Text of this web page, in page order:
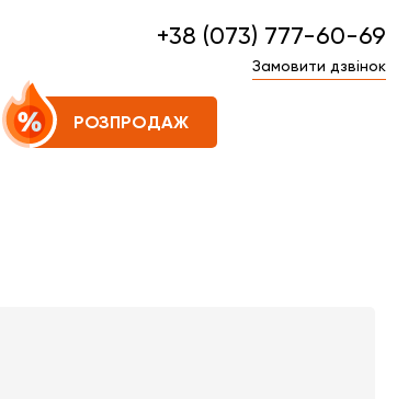
+38 (073) 777-60-69
Замовити дзвінок
РОЗПРОДАЖ